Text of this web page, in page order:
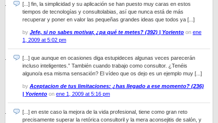
[...] fin, la simplicidad y su aplicación se han puesto muy caras en estos
tiempos de tecnologías y consultolabias, así que nunca está de más
recuperar y poner en valor las pequeñas grandes ideas que todos ya [...]
by Jefe, si no sabes motivar, ¿pa qué te metes? (392) | Yoriento on ene
1, 2009 at 5:02 pm
[...] que aunque en ocasiones diga estupideces algunas veces parecerán
incluso inteligentes.” También cuando trabajo como consultor. ¿Tenéis
alguno/a esa misma sensación? El vídeo que os dejo es un ejemplo muy [...]
by Aceptacion de tus limitaciones: ¿has llegado a ese momento? (236)
| Yoriento on ene 1, 2009 at 5:16 pm
[...] en este caso la mejora de la vida profesional, tiene como gran reto
precisamente superar la retórica consultoril y la mera aconsejitis de salón, y